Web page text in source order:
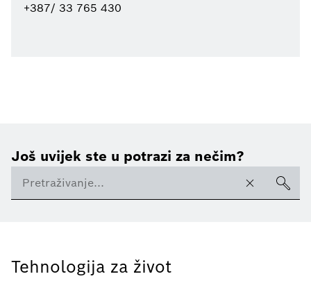
+387/ 33 765 430
Još uvijek ste u potrazi za nečim?
Tehnologija za život